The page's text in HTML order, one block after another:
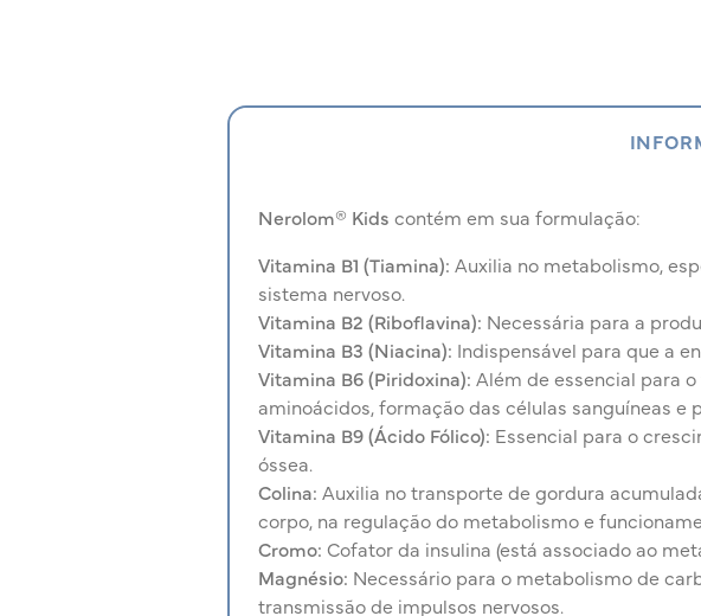
Nerolom® Kids contém em sua formulação:
Vitamina B1 (Tiamina): Auxilia no metabolismo,
sistema nervoso.
Vitamina B2 (Riboflavina): Necessária para a
Vitamina B3 (Niacina): Indispensável para que a
Vitamina B6 (Piridoxina): Além de essencial para
aminoácidos, formação das células sanguíneas e
Vitamina B9 (Ácido Fólico): Essencial para o
óssea.
Colina: Auxilia no transporte de gordura
corpo, na regulação do metabolismo e
Cromo: Cofator da insulina (está associado ao
Magnésio: Necessário para o metabolismo de
transmissão de impulsos nervosos.